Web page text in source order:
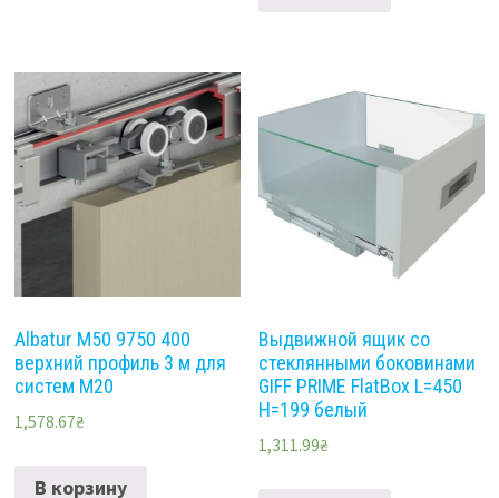
Albatur M50 9750 400
верхний профиль 3 м для
систем M20
1,578.67₴
В корзину
Выдвижной ящик со
стеклянными боковинами
GIFF PRIME FlatBox L=450
H=199 белый
1,311.99₴